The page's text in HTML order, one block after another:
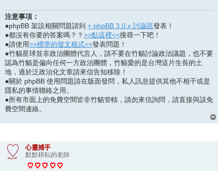
注意事項：
●phpBB 架設相關問題請到 + phpBB 3.0.x 討論區發表！
●都沒有你要的答案嗎？？>>點這裡<<搜尋一下吧！
●請使用>>標準的發文格式<<發表問題！
●竹貓星球並非政治團體代言人，請不要在竹貓討論政治議題，也不要
認為竹貓是偏向任何一方政治團體，竹貓愛的是台灣這片生長的土
地，過於泛政治化文章請來信告知移除！
●關於 phpBB 使用問題請在版面發問，私人訊息提供其他不相干或是
隱私的事情聯絡之用。
●所有市面上的免費空間皆非竹貓管轄，請勿來信詢問，請直接與該免
費空間連絡。
心靈捕手
默默耕耘的老師